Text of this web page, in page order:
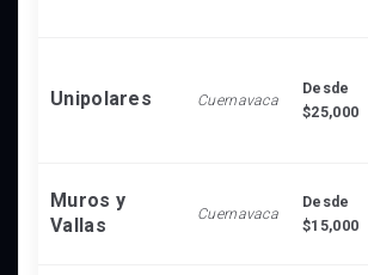
Unipolares Cuernavaca
Desde
$25,000
Muros y
Vallas
Cuernavaca
Desde
$15,000